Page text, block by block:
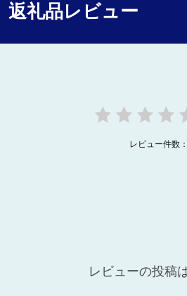
返礼品レビュー
レビュー件数：
レビューの投稿